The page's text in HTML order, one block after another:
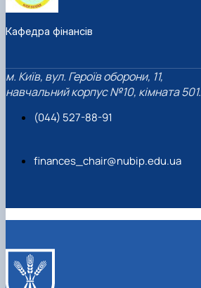
Кафедра фінансів
м. Київ, вул. Героїв оборони, 11,
навчальний корпус №10, кімната 501.
(044) 527-88-91
finances_chair@nubip.edu.ua